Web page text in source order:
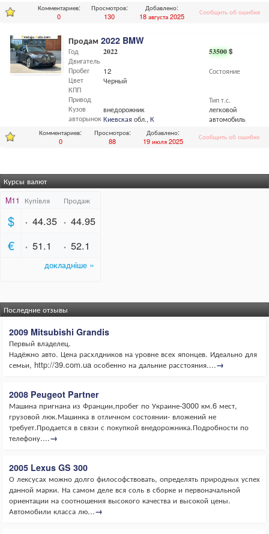
Комментариев:
0
Просмотров:
130
Добавлено:
18 августа 2025
Сообщить об ошибке
Продам 2022 BMW
53500$
Состояние
Тип т.с.
легковой
автомобиль
Год
Двигатель
Пробег
Цвет
КПП
Привод
Кузов
авторынок
2022
12
Черный
внедорожник
Киевская обл.,Киев
Комментариев:
0
Просмотров:
88
Добавлено:
19 июля 2025
Сообщить об ошибке
Курсы валют
Последние отзывы
2009 Mitsubishi Grandis
Первый владелец.
Надёжно авто. Цена расхлдников на уровне всех японцев. Идеально для
семьи, http://39.com.ua особенно на дальние расстояния....→
2008 Peugeot Partner
Машина пригнана из Франции,пробег по Украине-3000 км.6 мест,
грузовой люк.Машинка в отличном состоянии- вложений не
требует.Продается в связи с покупкой внедорожника.Подробности по
телефону....→
2005 Lexus GS 300
О лексусах можно долго философствовать, определять природных успех
данной марки. На самом деле вся соль в сборке и первоначальной
ориентации на соотношения высокого качества и высокой цены.
Автомобили класса лю...→